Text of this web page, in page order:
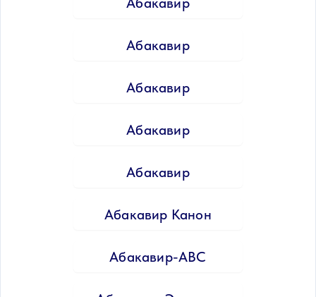
Абакавир
Абакавир
Абакавир
Абакавир
Абакавир Канон
Абакавир-АВС